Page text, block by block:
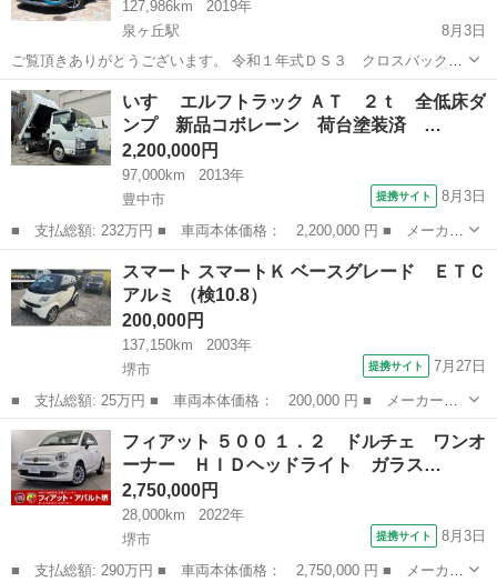
127,986km
2019年
泉ヶ丘駅
8月3日
ご覧頂きありがとうございます。 令和１年式ＤＳ３ クロスバック
グランシックの出品となります。 シトロエンから派生した高級車ブラ
ンドＤＳのＤＳ３クロスバックとなりその中でも最上級グレードグラ
ンシックとなります。 ボ...
大阪 堺市 泉ヶ丘駅 その他
いすゞ エルフトラック ＡＴ ２ｔ 全低床ダ
ンプ 新品コボレーン 荷台塗装済 …
2,200,000円
97,000km
2013年
豊中市
提携サイト 8月3日
■ 支払総額: 232万円 ■ 車両本体価格： 2,200,000 円 ■ メーカー
名： いすゞ ■ 車種名： エルフトラック ■ グレード名： Ａ
Ｔ ２ｔ 全低床ダンプ 新品コボレーン 荷台塗装済 極東ダンプ
（ＤＤ０２－...
その他
スマート スマートＫ ベースグレード ＥＴＣ
アルミ （検10.8）
200,000円
137,150km
2003年
堺市
提携サイト 7月27日
■ 支払総額: 25万円 ■ 車両本体価格： 200,000 円 ■ メーカー
名： スマート ■ 車種名： スマートＫ ■ グレード名： ベース
グレード ＥＴＣアルミ ■ 排気量： 600cc ■ ドア枚数： クーペ
■ ...
大阪 堺市
フィアット ５００ １．２ ドルチェ ワンオ
ーナー ＨＩＤヘッドライト ガラス…
2,750,000円
28,000km
2022年
堺市
提携サイト 8月3日
■ 支払総額: 290万円 ■ 車両本体価格： 2,750,000 円 ■ メーカー